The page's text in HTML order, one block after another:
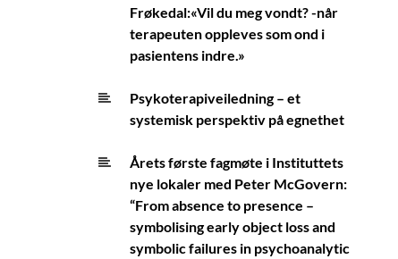
Frøkedal:«Vil du meg vondt? -når
terapeuten oppleves som ond i
pasientens indre.»
Psykoterapiveiledning – et
systemisk perspektiv på egnethet
Årets første fagmøte i Instituttets
nye lokaler med Peter McGovern:
“From absence to presence –
symbolising early object loss and
symbolic failures in psychoanalytic